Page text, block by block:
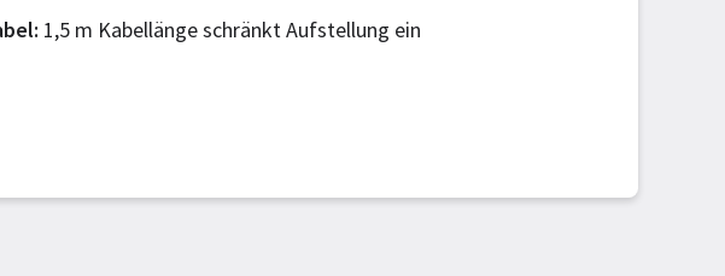
1,5 m Kabellänge schränkt Aufstellung ein